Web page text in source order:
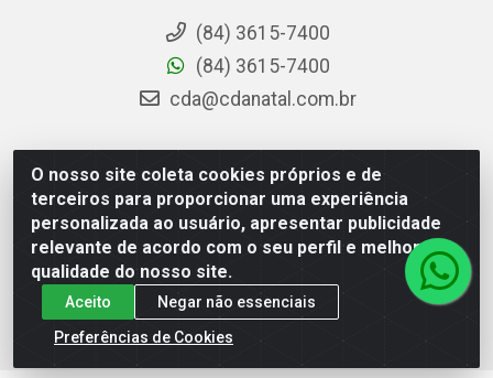
O nosso site coleta cookies próprios e de
terceiros para proporcionar uma experiência
personalizada ao usuário, apresentar publicidade
relevante de acordo com o seu perfil e melhorar a
qualidade do nosso site.
Aceito
Negar não essenciais
Preferências de Cookies
(84) 3615-7400
(84) 3615-7400
cda@cdanatal.com.br
CDA Distribuidora - Avenida Abel Cabral, 1090 - Nova
Parnamirim, Parnamirim/RN - CEP 59.151-250 - CNPJ
02.275.901/0001-11